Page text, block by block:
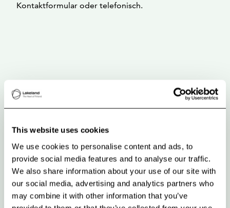
This website uses cookies
We use cookies to personalise content and ads, to
provide social media features and to analyse our traffic.
We also share information about your use of our site with
our social media, advertising and analytics partners who
may combine it with other information that you’ve
Kontaktformular oder telefonisch.